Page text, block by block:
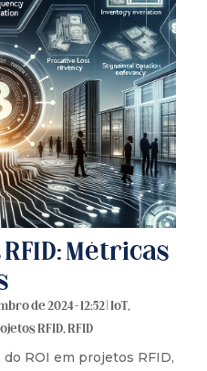
Métricas
de 2024 - 12:52|IoT,
RFID,RFID
ROI em projetos RFID,